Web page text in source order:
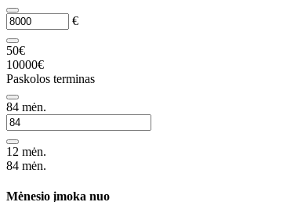
€
50€
10000€
Paskolos terminas
84 mėn.
12 mėn.
84 mėn.
Mėnesio įmoka nuo